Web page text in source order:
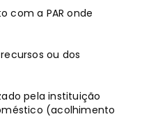
com a PAR onde
ou dos
pela instituição
(acolhimento